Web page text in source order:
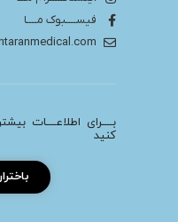
فیســــبوک مــــا
بــــرای اطلاعــــات
کنید